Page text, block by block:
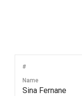
#
Name
Sina Fernane